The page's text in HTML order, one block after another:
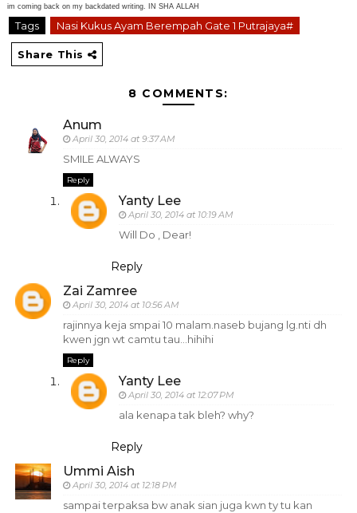
im coming back on my backdated writing. IN SHA ALLAH
Tags Nasi Kukus Ayam Berempah Gate 1 Putrajaya#
Share This
8 COMMENTS:
Anum
April 30, 2014 at 9:37 AM
SMILE ALWAYS
Reply
Yanty Lee
April 30, 2014 at 10:19 AM
Will Do , Dear!
Reply
Zai Zamree
April 30, 2014 at 10:56 AM
rajinnya keja smpai 10 malam.naseb bujang lg.nti dh
kwen jgn wt camtu tau...hihihi
Reply
Yanty Lee
April 30, 2014 at 12:07 PM
ala kenapa tak bleh? why?
Reply
Ummi Aish
April 30, 2014 at 12:18 PM
sampai terpaksa bw anak sian juga kwn ty tu kan